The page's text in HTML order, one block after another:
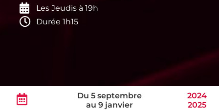
Les Jeudis à 19h
Durée 1h15
Du 5 septembre
au 9 janvier
2024
2025